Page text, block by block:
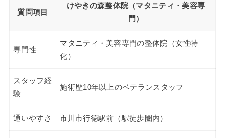
質問項目
けやきの森整体院（マタニティ・美容専
門）
専門性
マタニティ・美容専門の整体院（女性特
化）
スタッフ経
験
施術歴10年以上のベテランスタッフ
通いやすさ 市川市行徳駅前（駅徒歩圏内）